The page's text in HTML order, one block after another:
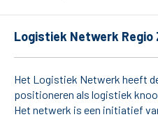
Logistiek Netwerk Regio
Het Logistiek Netwerk heeft
positioneren als logistiek
Het netwerk is een initiatief